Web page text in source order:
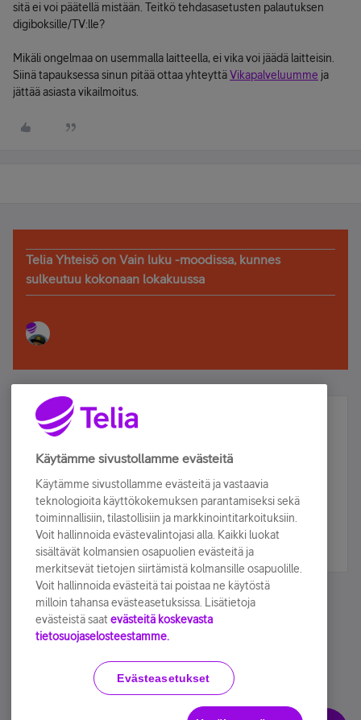
sitä ei voi päätellä mistään. Teitkö tehdasasetusten palautuksen
digiboksille/TV:lle?
Mikäli ongelmaa on usemmalla laitteella, ei vika voi jäädä laitteisin.
Siinä tapauksessa sinun pitää ottaa yhteyttäVikapalveluumme ja
jättää asiasta vikailmoitus.
Telia Yhteisö on Vain luku -moodissa, kunnes
sulkeutuu kokonaan lokakuussa
Älä jää paitsi – osallistu ja voita!
Tilaa Telian uutiskirje ja olet mukana arvonnassa.
sähköpostiisi.
Tilaa nyt
Käyttöehdot Accessibility statement
Käytämme sivustollamme evästeitä
Käytämme sivustollamme evästeitä ja vastaavia
teknologioita käyttökokemuksen parantamiseksi sekä
toiminnallisiin, tilastollisiin ja markkinointitarkoituksiin.
Voit hallinnoida evästevalintojasi alla. Kaikki luokat
sisältävät kolmansien osapuolien evästeitä ja
merkitsevät tietojen siirtämistä kolmansille osapuolille.
Voit hallinnoida evästeitä tai poistaa ne käytöstä
milloin tahansa evästeasetuksissa. Lisätietoja
evästeistä saat evästeitä koskevasta
tietosuojaselosteestamme.
Evästeasetukset